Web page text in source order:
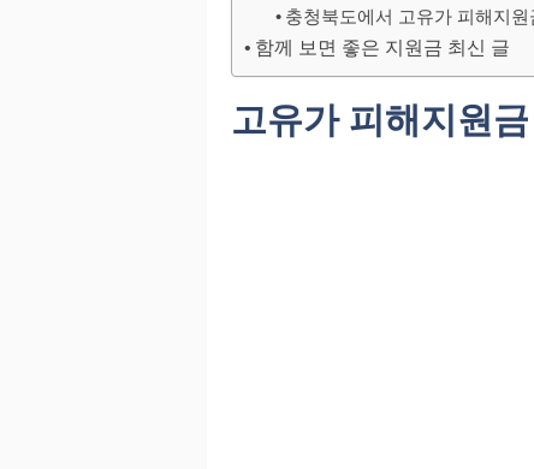
충청북도에서 고유가 피해지
함께 보면 좋은 지원금 최신 글
고유가 피해지원